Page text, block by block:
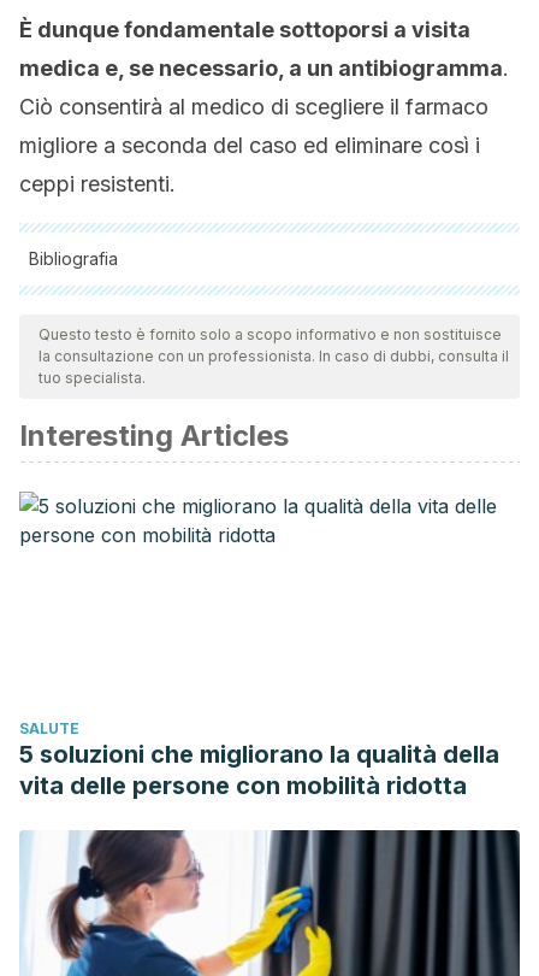
È dunque fondamentale sottoporsi a visita
medica e, se necessario, a un antibiogramma.
Ciò consentirà al medico di scegliere il farmaco
migliore a seconda del caso ed eliminare così i
ceppi resistenti.
Bibliografia
Tutte le fonti citate sono state esaminate a fondo dal nostro
team per garantirne la qualità, l'affidabilità, l'attualità e la
validità. La bibliografia di questo articolo è stata considerata
Orrego-Marin, Claudia Patricia, Claudia Patricia Henao-
Mejia, and Jaiberth Antonio Cardona-Arias. “Prevalencia de
infección urinaria, uropatógenos y perfil de susceptibilidad
antimicrobiana.”Acta Médica Colombiana
introduction to the epidemiology and burden of urinary
Therapeutic advances in urology
1756287219832172.
Barker, Charlotte I., Eva Germovsek, and Mike Sharland.
“What do I need to know about penicillin
antibiotics?.”Archives of Disease in Childhood-Education
and Practice102.1 (2017): 44-50.
Questo testo è fornito solo a scopo informativo e non sostituisce
la consultazione con un professionista. In caso di dubbi, consulta il
tuo specialista.
Interesting Articles
SALUTE
5 soluzioni che migliorano la qualità della
vita delle persone con mobilità ridotta